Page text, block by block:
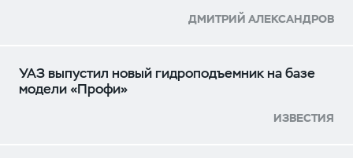
ДМИТРИЙ АЛЕКСАНДРОВ
УАЗ выпустил новый гидроподъемник на базе
модели «Профи»
ИЗВЕСТИЯ